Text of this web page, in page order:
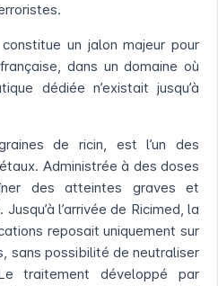
un jalon majeur pour
dans un domaine où
dédiée n’existait jusqu’à
de ricin, est l’un des
Administrée à des doses
des atteintes graves et
l’arrivée de Ricimed, la
reposait uniquement sur
sans possibilité de neutraliser
traitement développé par